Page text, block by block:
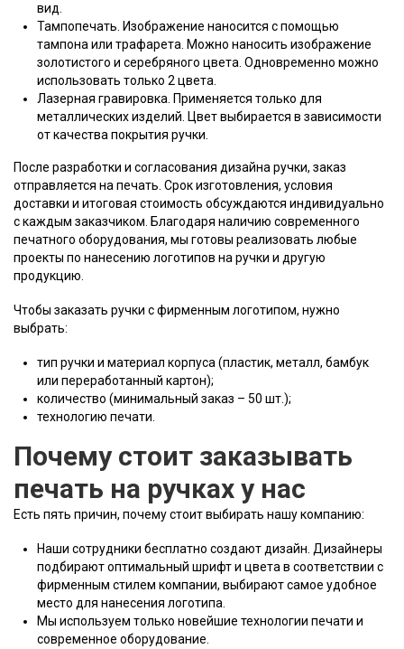
вид.
Тампопечать. Изображение наносится с помощью
тампона или трафарета. Можно наносить изображение
золотистого и серебряного цвета. Одновременно можно
использовать только 2 цвета.
Лазерная гравировка. Применяется только для
металлических изделий. Цвет выбирается в зависимости
от качества покрытия ручки.
После разработки и согласования дизайна ручки, заказ
отправляется на печать. Срок изготовления, условия
доставки и итоговая стоимость обсуждаются индивидуально
с каждым заказчиком. Благодаря наличию современного
печатного оборудования, мы готовы реализовать любые
проекты по нанесению логотипов на ручки и другую
продукцию.
Чтобы заказать ручки с фирменным логотипом, нужно
выбрать:
тип ручки и материал корпуса (пластик, металл, бамбук
или переработанный картон);
количество (минимальный заказ – 50 шт.);
технологию печати.
Почему стоит заказывать
печать на ручках у нас
Есть пять причин, почему стоит выбирать нашу компанию:
Наши сотрудники бесплатно создают дизайн. Дизайнеры
подбирают оптимальный шрифт и цвета в соответствии с
фирменным стилем компании, выбирают самое удобное
место для нанесения логотипа.
Мы используем только новейшие технологии печати и
современное оборудование.